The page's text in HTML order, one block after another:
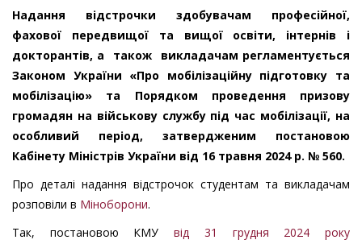
Надання відстрочки здобувачам професійної,
фахової передвищої та вищої освіти, інтернів і
докторантів, а також викладачам регламентується
Законом України «Про мобілізаційну підготовку та
мобілізацію» та Порядком проведення призову
громадян на військову службу під час мобілізації, на
особливий період, затвердженим постановою
Кабінету Міністрів України від 16 травня 2024 р. № 560.
Про деталі надання відстрочок студентам та викладачам
розповіли в Міноборони.
Так, постановою КМУ від 31 грудня 2024 року